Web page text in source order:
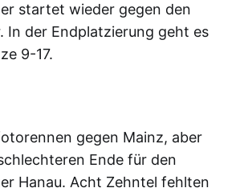
startet wieder gegen den
In der Endplatzierung geht es
9-17.
gegen Mainz, aber
Ende für den
Hanau. Acht Zehntel fehlten